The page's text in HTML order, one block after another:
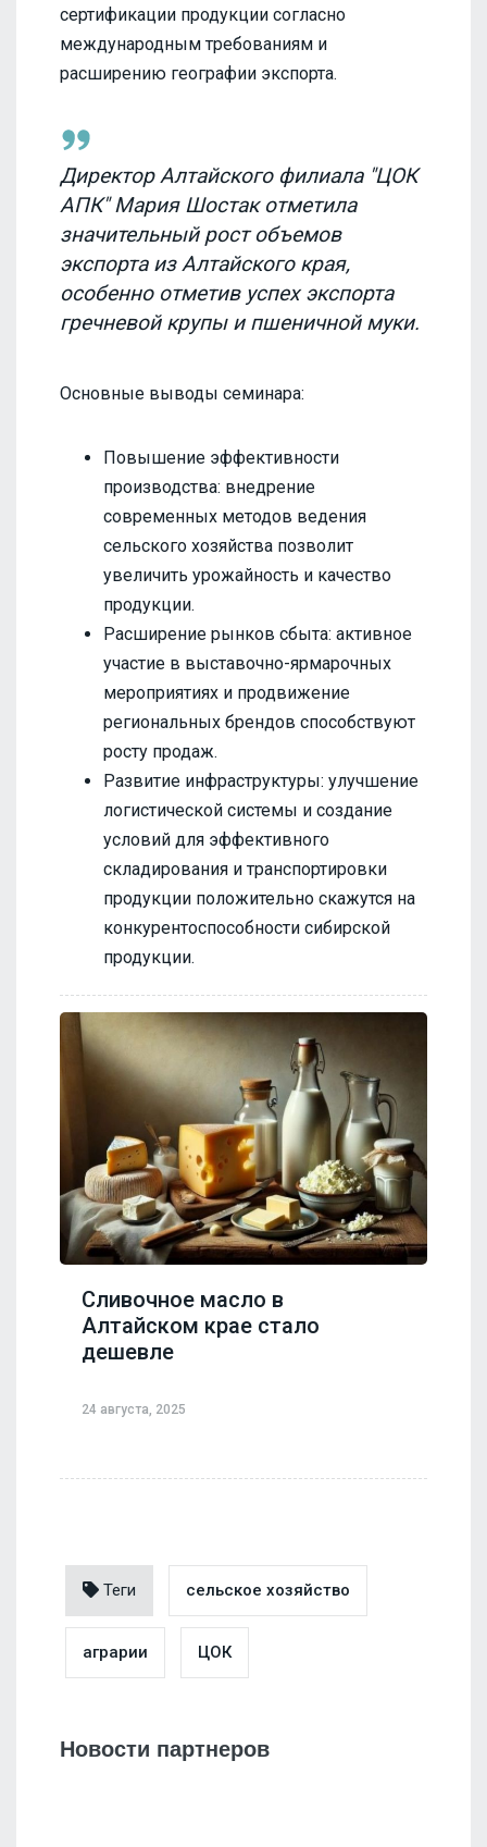
сертификации продукции согласно
международным требованиям и
расширению географии экспорта.
Директор Алтайского филиала "ЦОК
АПК" Мария Шостак отметила
значительный рост объемов
экспорта из Алтайского края,
особенно отметив успех экспорта
гречневой крупы и пшеничной муки.
Основные выводы семинара:
Повышение эффективности
производства: внедрение
современных методов ведения
сельского хозяйства позволит
увеличить урожайность и качество
продукции.
Расширение рынков сбыта: активное
участие в выставочно-ярмарочных
мероприятиях и продвижение
региональных брендов способствуют
росту продаж.
Развитие инфраструктуры: улучшение
логистической системы и создание
условий для эффективного
складирования и транспортировки
продукции положительно скажутся на
конкурентоспособности сибирской
продукции.
Сливочное масло в
Алтайском крае стало
дешевле
24 августа, 2025
Теги сельское хозяйство
аграрии ЦОК
Новости партнеров